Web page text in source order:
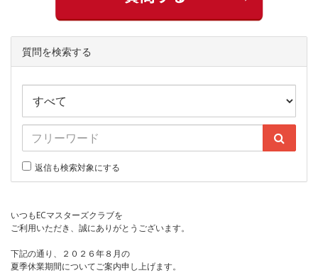
質問を検索する
返信も検索対象にする
いつもECマスターズクラブを
ご利用いただき、誠にありがとうございます。
下記の通り、２０２６年８月の
夏季休業期間についてご案内申し上げます。